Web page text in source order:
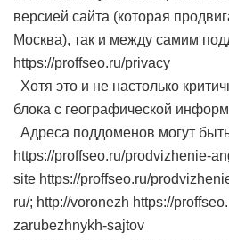
версией сайта (которая
Москва), так и между самим
https://proffseo.ru/privacy
Хотя это и не настолько
блока с географической
Адреса поддоменов могут
https://proffseo.ru/prodvizhenie-
site https://proffseo.ru/
ru/; http://voronezh https://
zarubezhnykh-sajtov